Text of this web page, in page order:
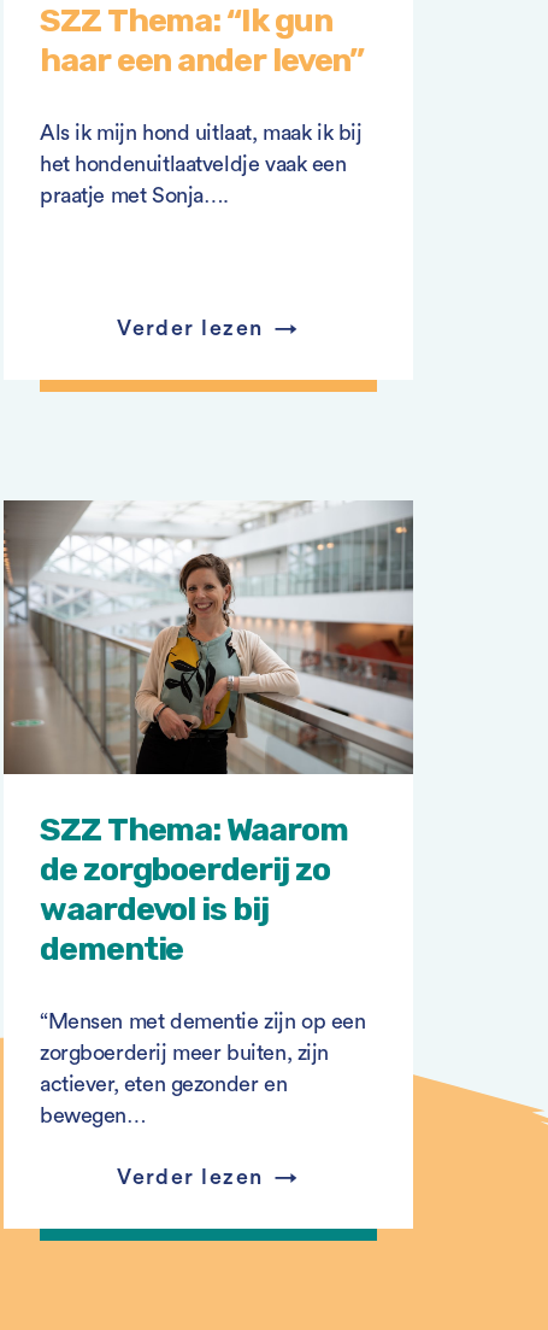
SZZ Thema: “Ik gun
haar een ander leven”
Als ik mijn hond uitlaat, maak ik bij
het hondenuitlaatveldje vaak een
praatje met Sonja….
Verder lezen
SZZ Thema: Waarom
de zorgboerderij zo
waardevol is bij
dementie
“Mensen met dementie zijn op een
zorgboerderij meer buiten, zijn
actiever, eten gezonder en
bewegen…
Verder lezen